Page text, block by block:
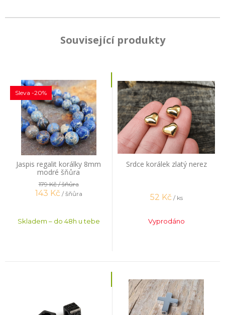
Související produkty
Jaspis regalit korálky 8mm
modré šňůra
Sleva -20%
179 Kč/ šňůra
143 Kč / šňůra
Skladem – do 48h u tebe
Srdce korálek zlatý nerez
52 Kč / ks
Vyprodáno